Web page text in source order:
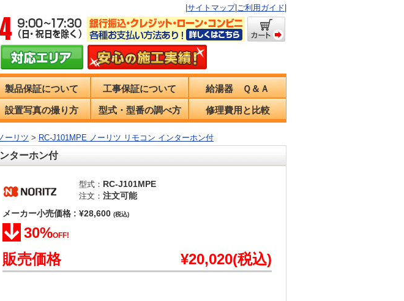
サイトマップ| ご利用ガイド
製品保証について 工事保証について 給湯器 Ｑ＆Ａ
設置写真の撮り方 型式・型番の調べ方 修理費用と比較
ーリツ > RC-J101MPE ノーリツ リモコン インターホン付
ターホン付
型式： RC-J101MPE
注文： 注文可能
メーカー小売価格 : ¥28,600 (税込)
30%OFF!
販売価格 ¥20,020(税込)